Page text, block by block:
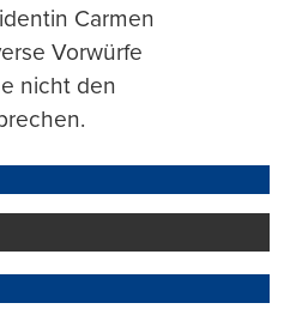
Carmen
Vorwürfe
nicht den